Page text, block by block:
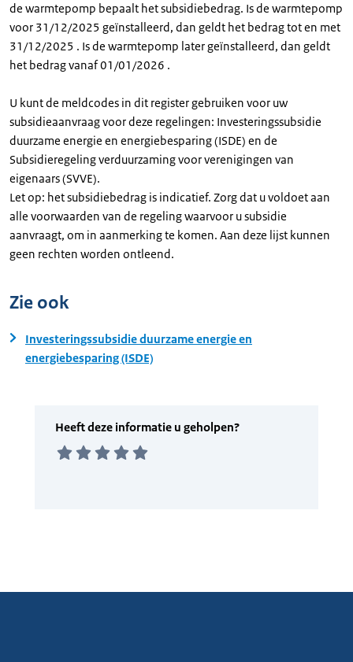
de warmtepomp bepaalt het subsidiebedrag. Is de warmtepomp
voor 31/12/2025 geïnstalleerd, dan geldt het bedrag tot en met
31/12/2025 . Is de warmtepomp later geïnstalleerd, dan geldt
het bedrag vanaf 01/01/2026 .
U kunt de meldcodes in dit register gebruiken voor uw
subsidieaanvraag voor deze regelingen: Investeringssubsidie
duurzame energie en energiebesparing (ISDE) en de
Subsidieregeling verduurzaming voor verenigingen van
eigenaars (SVVE).
Let op: het subsidiebedrag is indicatief. Zorg dat u voldoet aan
alle voorwaarden van de regeling waarvoor u subsidie
aanvraagt, om in aanmerking te komen. Aan deze lijst kunnen
geen rechten worden ontleend.
Zie ook
Investeringssubsidie duurzame energie en
energiebesparing (ISDE)